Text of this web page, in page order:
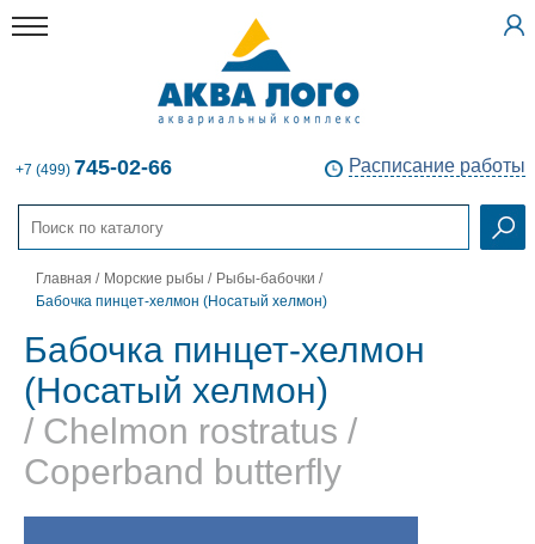
+7 (499) 745-02-66 Расписание работы
Главная / Морские рыбы / Рыбы-бабочки /
Бабочка пинцет-хелмон (Носатый хелмон)
Бабочка пинцет-хелмон
(Носатый хелмон)
/ Chelmon rostratus /
Coperband butterfly